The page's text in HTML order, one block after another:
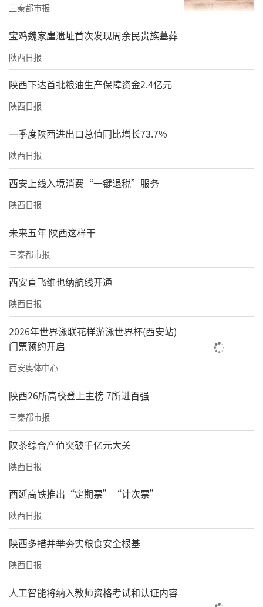
三秦都市报
宝鸡魏家崖遗址首次发现周余民贵族墓葬
陕西日报
陕西下达首批粮油生产保障资金2.4亿元
陕西日报
一季度陕西进出口总值同比增长73.7%
陕西日报
西安上线入境消费“一键退税”服务
陕西日报
未来五年 陕西这样干
三秦都市报
西安直飞维也纳航线开通
陕西日报
2026年世界泳联花样游泳世界杯(西安站)
门票预约开启
西安奥体中心
陕西26所高校登上主榜 7所进百强
三秦都市报
陕茶综合产值突破千亿元大关
陕西日报
西延高铁推出“定期票”“计次票”
陕西日报
陕西多措并举夯实粮食安全根基
陕西日报
人工智能将纳入教师资格考试和认证内容